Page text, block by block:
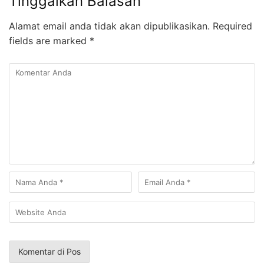
Alamat email anda tidak akan dipublikasikan. Required
fields are marked *